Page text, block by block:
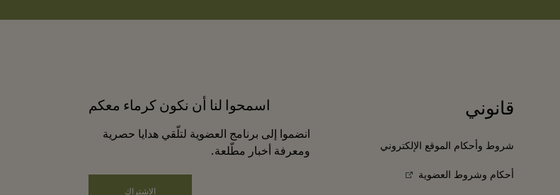
قانوني
شروط وأحكام الموقع الإلكتروني
أحكام وشروط العضوية
اسمحوا لنا أن نكون كرماء معكم
انضموا إلى برنامج العضوية لتلّقي هدايا حصرية
ومعرفة أخبار مطّلعة.
الاشتراك